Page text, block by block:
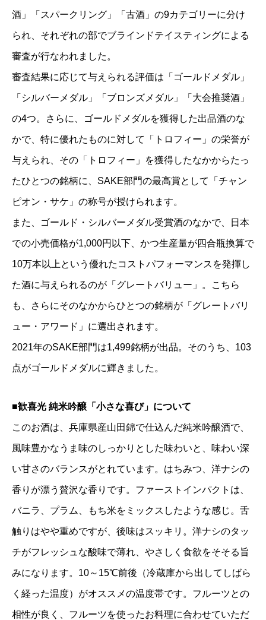
酒」「スパークリング」「古酒」の9カテゴリーに分け
られ、それぞれの部でブラインドテイスティングによる
審査が行なわれました。
審査結果に応じて与えられる評価は「ゴールドメダル」
「シルバーメダル」「ブロンズメダル」「大会推奨酒」
の4つ。さらに、ゴールドメダルを獲得した出品酒のな
かで、特に優れたものに対して「トロフィー」の栄誉が
与えられ、その「トロフィー」を獲得したなかからたっ
たひとつの銘柄に、SAKE部門の最高賞として「チャン
ピオン・サケ」の称号が授けられます。
また、ゴールド・シルバーメダル受賞酒のなかで、日本
での小売価格が1,000円以下、かつ生産量が四合瓶換算で
10万本以上という優れたコストパフォーマンスを発揮し
た酒に与えられるのが「グレートバリュー」。こちら
も、さらにそのなかからひとつの銘柄が「グレートバリ
ュー・アワード」に選出されます。
2021年のSAKE部門は1,499銘柄が出品。そのうち、103
点がゴールドメダルに輝きました。
■歓喜光 純米吟醸「小さな喜び」について
このお酒は、兵庫県産山田錦で仕込んだ純米吟醸酒で、
風味豊かなうま味のしっかりとした味わいと、味わい深
い甘さのバランスがとれています。はちみつ、洋ナシの
香りが漂う贅沢な香りです。ファーストインパクトは、
バニラ、プラム、もち米をミックスしたような感じ。舌
触りはやや重めですが、後味はスッキリ。洋ナシのタッ
チがフレッシュな酸味で薄れ、やさしく食欲をそそる旨
みになります。10～15℃前後（冷蔵庫から出してしばら
く経った温度）がオススメの温度帯です。フルーツとの
相性が良く、フルーツを使ったお料理に合わせていただ